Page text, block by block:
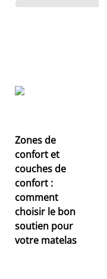
Zones de
confort et
couches de
confort :
comment
choisir le bon
soutien pour
votre matelas